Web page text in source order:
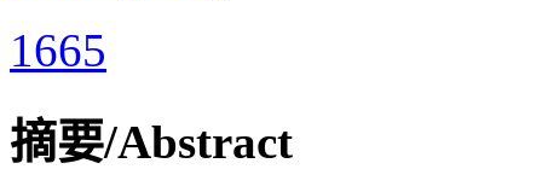
1665
摘要/Abstract